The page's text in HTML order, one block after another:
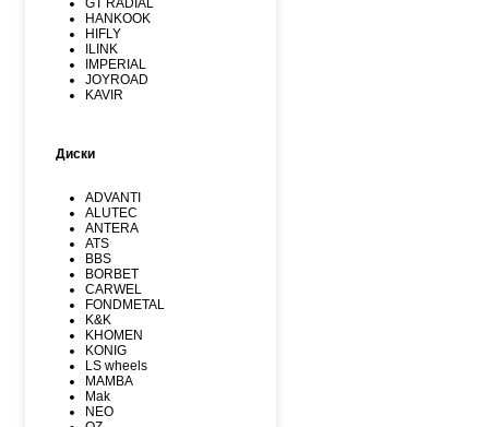
GT RADIAL
HANKOOK
HIFLY
ILINK
IMPERIAL
JOYROAD
KAVIR
LAUFENN
MARSHAL
MATADOR
MAXXIS
MICHELIN
MIRAGE
NEXEN
NITTO
NOKIAN
NOKIAN NORDMAN
Nordman Nordman
ONYX
PACE
PIRELLI
PIRELLI Formula
ROADCRUZA
Диски
ADVANTI
ALUTEC
ANTERA
ATS
BBS
BORBET
CARWEL
FONDMETAL
K&K
KHOMEN
KONIG
LS wheels
MAMBA
Mak
NEO